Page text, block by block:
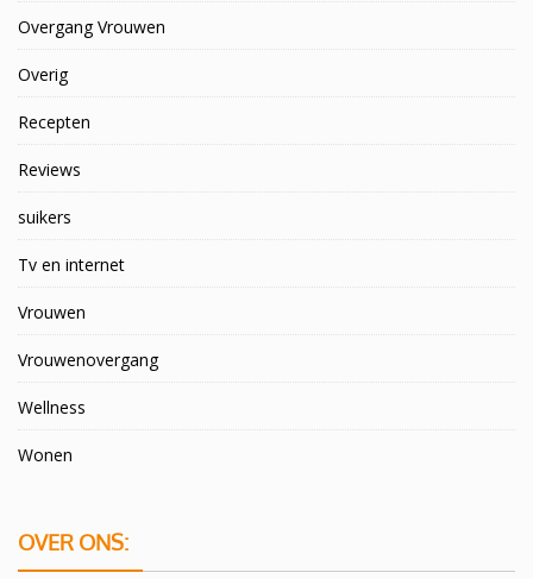
Overgang Vrouwen
Overig
Recepten
Reviews
suikers
Tv en internet
Vrouwen
Vrouwenovergang
Wellness
Wonen
OVER ONS: